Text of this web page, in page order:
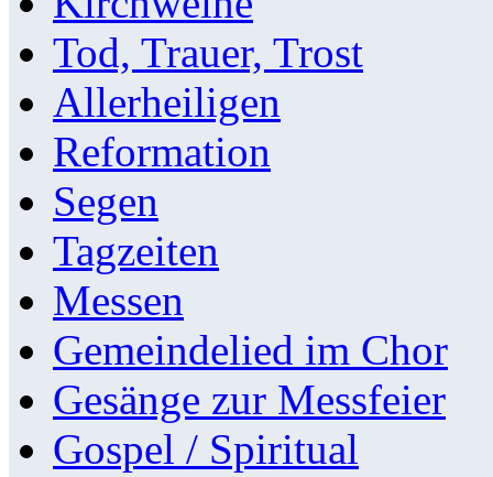
Tod, Trauer, Trost
Allerheiligen
Reformation
Segen
Tagzeiten
Messen
Gemeindelied im Chor
Gesänge zur Messfeier
Gospel / Spiritual